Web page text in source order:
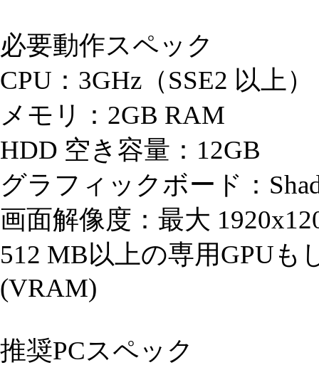
必要動作スペック
CPU：3GHz（SSE2 以上）
メモリ：2GB RAM
HDD 空き容量：12GB
グラフィックボード：
画面解像度：最大
512 MB以上の専用GPU
(VRAM)
推奨PCスペック